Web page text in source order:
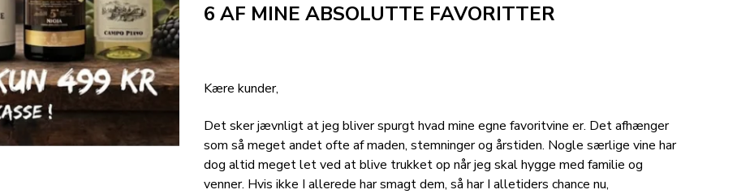
6 AF MINE ABSOLUTTE FAVORITTER
Kære kunder,
Det sker jævnligt at jeg bliver spurgt hvad mine egne favoritvine er. Det afhænger
som så meget andet ofte af maden, stemninger og årstiden. Nogle særlige vine har
dog altid meget let ved at blive trukket op når jeg skal hygge med familie og
venner. Hvis ikke I allerede har smagt dem, så har I alletiders chance nu,